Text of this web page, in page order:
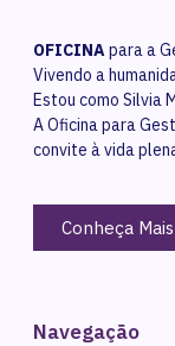
OFICINApara a
Vivendo a
Estou como Silvia
A Oficina para
convite à vida
Conheça Mais
Navegação